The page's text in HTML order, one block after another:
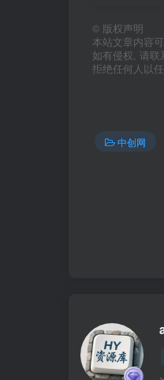
© 版权声明
本站文章内容
如有侵权, 请联
拒绝任何人以
中创网